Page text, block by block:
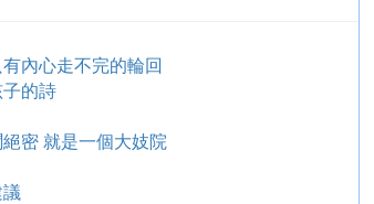
內心走不完的輪回
的詩
密 就是一個大妓院